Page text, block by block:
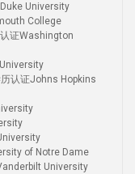
University
College
证Washington
认证Johns Hopkins
of Notre Dame
University